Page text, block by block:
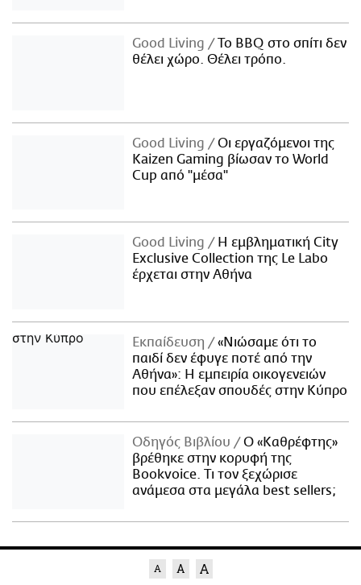
Good Living
Το BBQ στο σπίτι δεν
θέλει χώρο. Θέλει τρόπο.
Good Living
Οι εργαζόμενοι της
Kaizen Gaming βίωσαν το World
Cup από "μέσα"
Good Living
Η εμβληματική City
Exclusive Collection της Le Labo
έρχεται στην Αθήνα
Εκπαίδευση
«Νιώσαμε ότι το
παιδί δεν έφυγε ποτέ από την
Αθήνα»: Η εμπειρία οικογενειών
που επέλεξαν σπουδές στην Κύπρο
Οδηγός Βιβλίου
Ο «Καθρέφτης»
βρέθηκε στην κορυφή της
Bookvoice. Τι τον ξεχώρισε
ανάμεσα στα μεγάλα best sellers;